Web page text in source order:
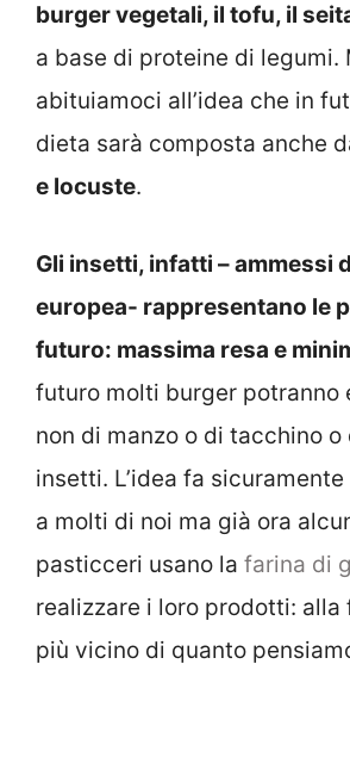
burger vegetali, il tofu, il
a base di proteine di legumi.
abituiamoci all’idea che in
dieta sarà composta anche
e locuste.
Gli insetti, infatti – ammessi
europea- rappresentano le
futuro: massima resa e
futuro molti burger potranno
non di manzo o di tacchino o
insetti. L’idea fa
a molti di noi ma già ora
pasticceri usano la farina di
realizzare i loro prodotti: alla
più vicino di quanto